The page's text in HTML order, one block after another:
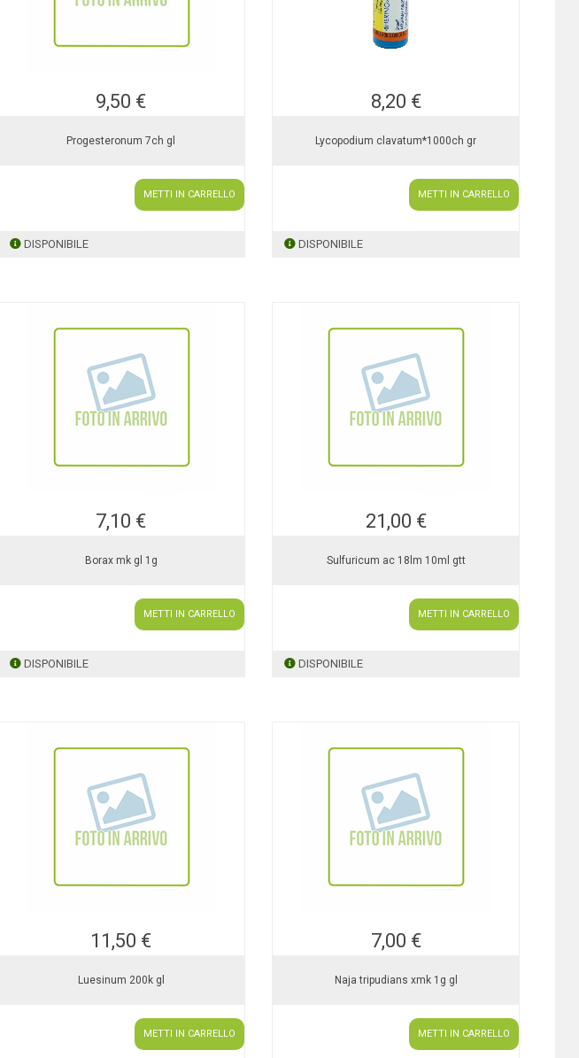
9,50 €
Progesteronum 7ch gl
METTI IN CARRELLO
DISPONIBILE
8,20 €
Lycopodium clavatum*1000ch gr
METTI IN CARRELLO
DISPONIBILE
7,10 €
Borax mk gl 1g
METTI IN CARRELLO
DISPONIBILE
21,00 €
Sulfuricum ac 18lm 10ml gtt
METTI IN CARRELLO
DISPONIBILE
11,50 €
Luesinum 200k gl
METTI IN CARRELLO
7,00 €
Naja tripudians xmk 1g gl
METTI IN CARRELLO